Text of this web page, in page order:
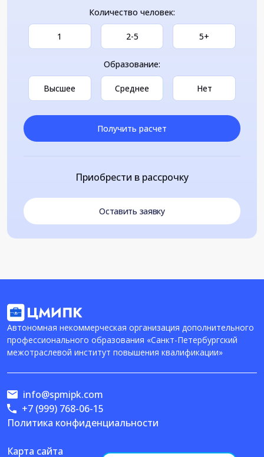
Количество человек:
1 2-5 5+
Образование:
Высшее Среднее Нет
Получить расчет
Приобрести в рассрочку
Оставить заявку
Автономная некоммерческая организация дополнительного
профессионального образования «Санкт-Петербургский
межотраслевой институт повышения квалификации»
Политика конфиденциальности
Карта сайта
info@spmipk.com
+7 (999) 768-06-15